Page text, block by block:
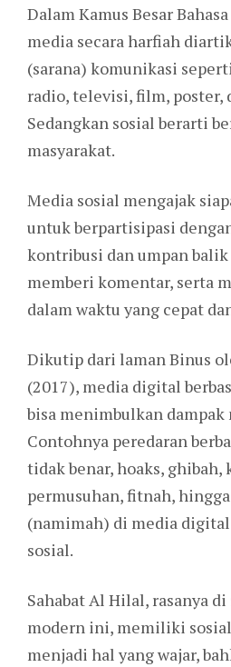
Dalam Kamus Besar
media secara harfiah
(sarana) komunikasi
radio, televisi, film, poster,
Sedangkan sosial berarti
masyarakat.
Media sosial mengajak
untuk berpartisipasi
kontribusi dan umpan balik
memberi komentar, serta
dalam waktu yang cepat
Dikutip dari laman Binus
(2017), media digital
bisa menimbulkan
Contohnya peredaran
tidak benar, hoaks, ghibah,
permusuhan, fitnah,
(namimah) di media
sosial.
Sahabat Al Hilal, rasanya
modern ini, memiliki
menjadi hal yang wajar,